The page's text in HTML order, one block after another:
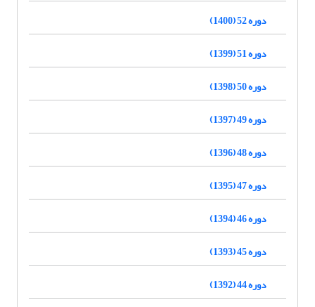
دوره 52 (1400)
دوره 51 (1399)
دوره 50 (1398)
دوره 49 (1397)
دوره 48 (1396)
دوره 47 (1395)
دوره 46 (1394)
دوره 45 (1393)
دوره 44 (1392)